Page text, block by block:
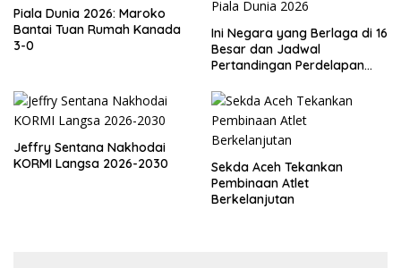
Piala Dunia 2026: Maroko
Bantai Tuan Rumah Kanada
3-0
Ini Negara yang Berlaga di 16
Besar dan Jadwal
Pertandingan Perdelapan
Jeffry Sentana Nakhodai
KORMI Langsa 2026-2030
Sekda Aceh Tekankan
Pembinaan Atlet
Berkelanjutan